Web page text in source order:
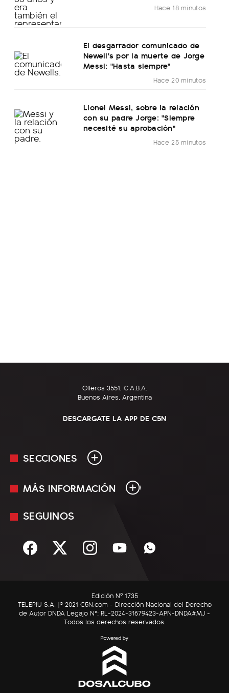
Hace 18 minutos
El desgarrador comunicado de
Newell's por la muerte de Jorge
Messi: "Hasta siempre"
Hace 20 minutos
Lionel Messi, sobre la relación
con su padre Jorge: "Siempre
necesité su aprobación"
Hace 25 minutos
Olleros 3551, C.A.B.A.
Buenos Aires, Argentina
DESCARGATE LA APP DE C5N
SECCIONES
En Vivo
Sociedad
C5N Autos
RatingCero
MÁS INFORMACIÓN
Mediakit
Términos y condiciones
SEGUINOS
Edición Nº 1735
TELEPIU S.A. |© 2021 C5N.com - Dirección Nacional del Derecho
de Autor DNDA Legajo N°: RL-2024-31679423-APN-DNDA#MJ -
Todos los derechos reservados.